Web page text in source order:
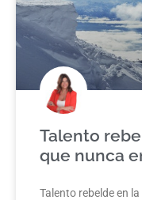
Talento
que nunca
Talento rebelde en